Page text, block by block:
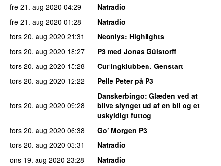
fre 21. aug 2020 04:29
Natradio
fre 21. aug 2020 01:28
Natradio
tors 20. aug 2020 21:31 Neonlys: Highlights
tors 20. aug 2020 18:27
P3 med Jonas Gülstorff
tors 20. aug 2020 15:28 Curlingklubben: Genstart
tors 20. aug 2020 12:22 Pelle Peter på P3
tors 20. aug 2020 09:28
Danskerbingo: Glæden ved at
blive slynget ud af en bil og et
uskyldigt futtog
tors 20. aug 2020 06:38
Go’ Morgen P3
tors 20. aug 2020 03:31
Natradio
ons 19. aug 2020 23:28
Natradio